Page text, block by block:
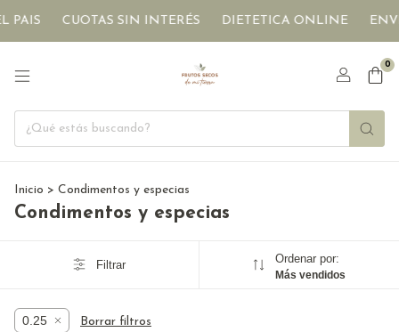
PAIS CUOTAS SIN INTERÉS DIETETICA ONLINE
0
Inicio > Condimentos y especias
Condimentos y especias
Filtrar Ordenar por:
Más vendidos
0.25 Borrar filtros